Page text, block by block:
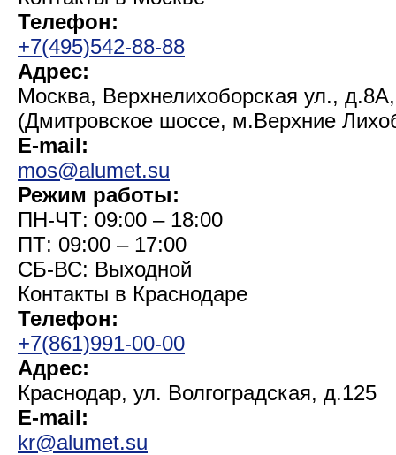
Телефон:
+7(495)542-88-88
Адрес:
Москва, Верхнелихоборская ул.,
(Дмитровское шоссе, м.Верхние
E-mail:
mos@alumet.su
Режим работы:
ПН-ЧТ: 09:00 – 18:00
ПТ: 09:00 – 17:00
СБ-ВС: Выходной
Контакты в Краснодаре
Телефон:
+7(861)991-00-00
Адрес:
Краснодар, ул. Волгоградская, д.125
E-mail:
kr@alumet.su